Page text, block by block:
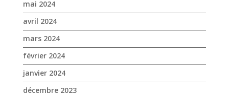
décembre 2023
novembre 2023
octobre 2023
septembre 2023
août 2023
juin 2023